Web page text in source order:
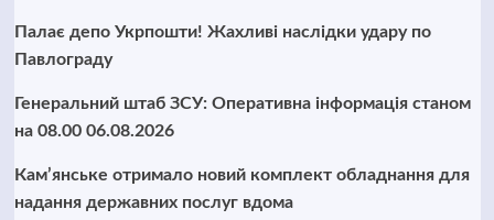
Палає депо Укрпошти! Жахливі наслідки удару по
Павлограду
Генеральний штаб ЗСУ: Оперативна інформація станом
на 08.00 06.08.2026
Кам’янське отримало новий комплект обладнання для
надання державних послуг вдома